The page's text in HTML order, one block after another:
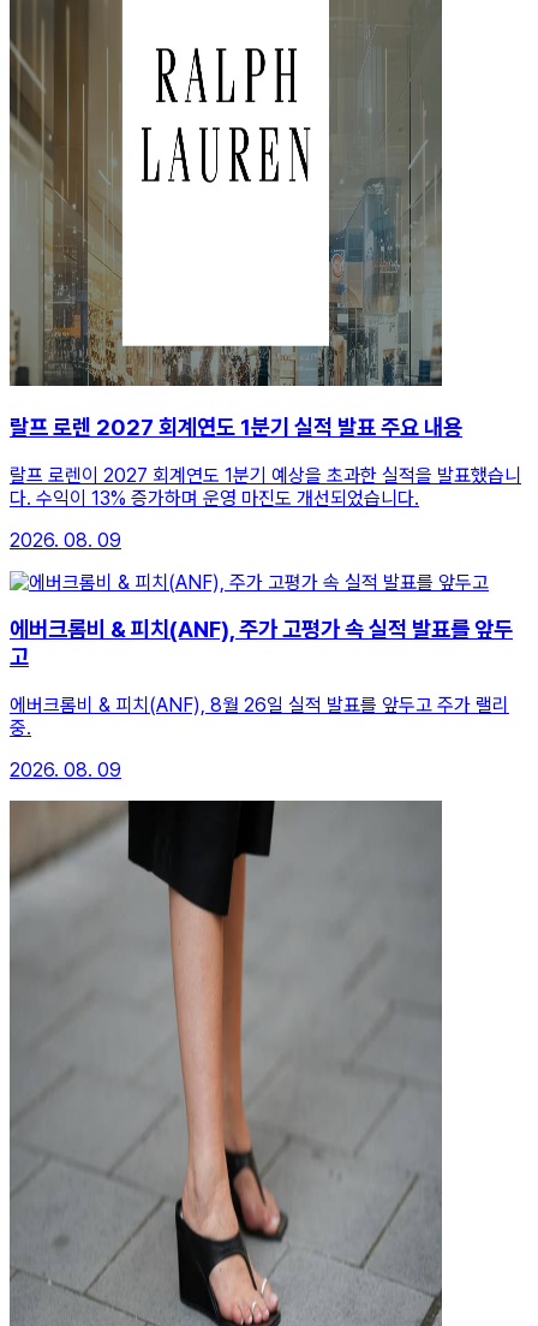
랄프 로렌 2027 회계연도 1분기 실적 발표 주요 내용
랄프 로렌이 2027 회계연도 1분기 예상을 초과한 실적을 발표했습니
다. 수익이 13% 증가하며 운영 마진도 개선되었습니다.
2026. 08. 09
에버크롬비 & 피치(ANF), 주가 고평가 속 실적 발표를 앞두
고
에버크롬비 & 피치(ANF), 8월 26일 실적 발표를 앞두고 주가 랠리
중.
2026. 08. 09